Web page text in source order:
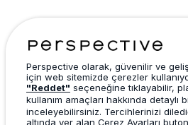
Perspective olarak, güvenilir ve
için web sitemizde çerezler
"Reddet" seçeneğine tıklayabilir,
kullanım amaçları hakkında detaylı
inceleyebilirsiniz. Tercihlerinizi
altında yer alan Çerez Ayarları